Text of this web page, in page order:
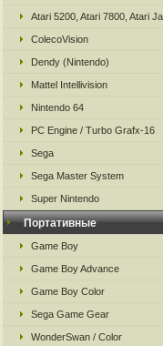
Atari 5200, Atari 7800, Atari
ColecoVision
Dendy (Nintendo)
Mattel Intellivision
Nintendo 64
PC Engine / Turbo Grafx-16
Sega
Sega Master System
Super Nintendo
Портативные
Game Boy
Game Boy Advance
Game Boy Color
Sega Game Gear
WonderSwan / Color